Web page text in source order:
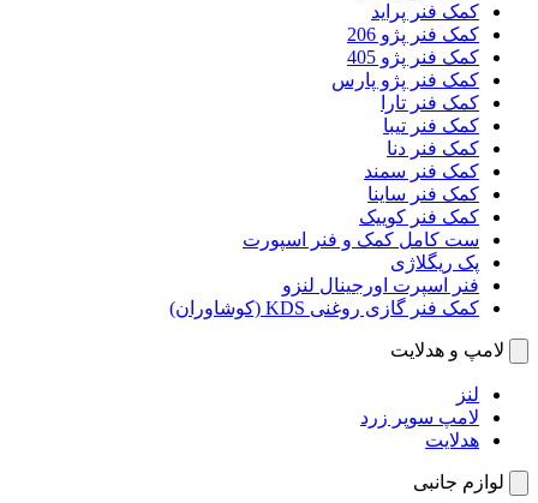
کمک فنر پراید
کمک فنر پژو 206
کمک فنر پژو 405
کمک فنر پژو پارس
کمک فنر تارا
کمک فنر تیبا
کمک فنر دنا
کمک فنر سمند
کمک فنر ساینا
کمک فنر کوییک
ست کامل کمک و فنر اسپورت
پک ریگلاژی
فنر اسپرت اورجینال لنزو
کمک فنر گازی روغنی KDS (کوشاوران)
لامپ و هدلایت
لنز
لامپ سوپر زرد
هدلایت
لوازم جانبی